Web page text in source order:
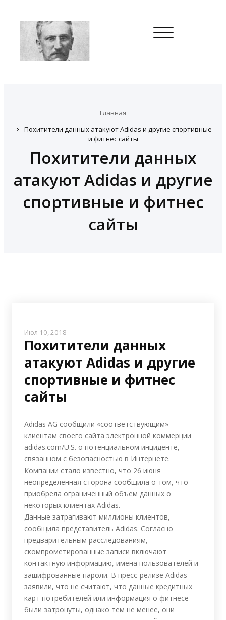
Toggle
navigation
Главная
Похитители данных атакуют Adidas и другие спортивные
и фитнес сайты
Похитители данных
атакуют Adidas и другие
спортивные и фитнес
сайты
Июл 10, 2018
Похитители данных
атакуют Adidas и другие
спортивные и фитнес
сайты
Adidas AG сообщили «соответствующим»
клиентам своего сайта электронной коммерции
adidas.com/U.S. о потенциальном инциденте,
связанном с безопасностью в Интернете.
Компании стало известно, что 26 июня
неопределенная сторона сообщила о том, что
приобрела ограниченный объем данных о
некоторых клиентах Adidas.
Данные затрагивают миллионы клиентов,
сообщила представитель Adidas. Согласно
предварительным расследованиям,
скомпрометированные записи включают
контактную информацию, имена пользователей и
зашифрованные пароли. В пресс-релизе Adidas
заявили, что не считают, что данные кредитных
карт потребителей или информация о фитнесе
были затронуты, однако тем не менее, они